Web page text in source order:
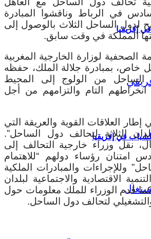
إفريقيا
في إفريقيا
في الرباط وناقشوا المبادرة
لدول الساحل الثلاث بالوصول إلى
المملكة في وقت سابق.
الصحفية لوزارة الخارجية المغربية
خاص، بمبادرة جلالة الملك، حفظه
الساحل من الولوج إلى المحيط
التام والتزامهم من أجل
إطار العلاقات القوية والعريقة التي
الثلاثة لتحالف دول الساحل”.
نقل وزراء خارجية التحالف إلى
امتنان رؤساء دولهم “للاهتمام
وللإجراءات والمبادرات الملكية
الاقتصادية والاجتماعية لبلدان
قدم الوزراء للملك معلومات حول
لتحالف دول الساحل.